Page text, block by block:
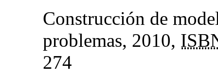
Construcción de
problemas, 2010,
274